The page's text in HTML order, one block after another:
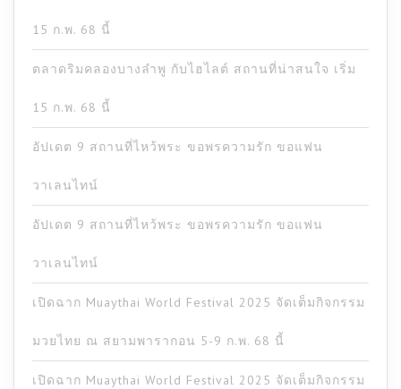
15 ก.พ. 68 นี้
ตลาดริมคลองบางลำพู กับไฮไลต์ สถานที่น่าสนใจ เริ่ม
15 ก.พ. 68 นี้
อัปเดต 9 สถานที่ไหว้พระ ขอพรความรัก ขอแฟน
วาเลนไทน์
อัปเดต 9 สถานที่ไหว้พระ ขอพรความรัก ขอแฟน
วาเลนไทน์
เปิดฉาก Muaythai World Festival 2025 จัดเต็มกิจกรรม
มวยไทย ณ สยามพารากอน 5-9 ก.พ. 68 นี้
เปิดฉาก Muaythai World Festival 2025 จัดเต็มกิจกรรม